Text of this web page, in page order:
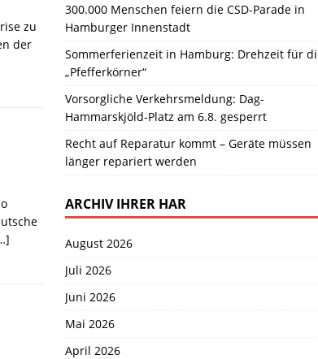
zu
der
300.000 Menschen feiern die CSD-Parade in
Hamburger Innenstadt
Sommerferienzeit in Hamburg: Drehzeit für
„Pfefferkörner“
Vorsorgliche Verkehrsmeldung: Dag-
Hammarskjöld-Platz am 6.8. gesperrt
Recht auf Reparatur kommt – Geräte müssen
länger repariert werden
ARCHIV IHRER HAR
August 2026
Juli 2026
Juni 2026
Mai 2026
April 2026